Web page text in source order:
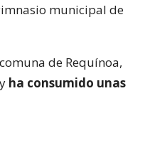
municipal de
de Requínoa,
ha consumido unas